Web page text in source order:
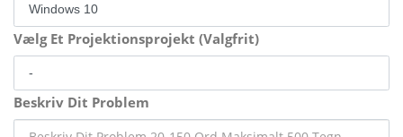
Vælg Et Projektionsprojekt (Valgfrit)
Beskriv Dit Problem